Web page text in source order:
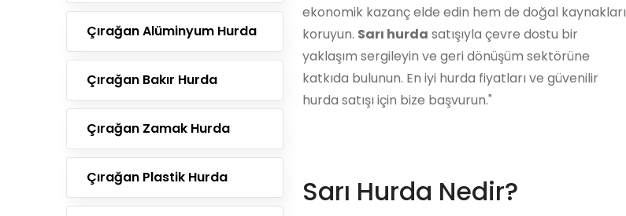
Çırağan Alüminyum Hurda
Çırağan Bakır Hurda
Çırağan Zamak Hurda
Çırağan Plastik Hurda
ekonomik kazanç elde edin hem de doğal kaynakları
koruyun. Sarı hurda satışıyla çevre dostu bir
yaklaşım sergileyin ve geri dönüşüm sektörüne
katkıda bulunun. En iyi hurda fiyatları ve güvenilir
hurda satışı için bize başvurun."
Sarı Hurda Nedir?